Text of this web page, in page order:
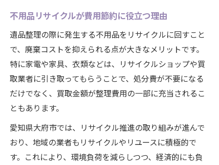
不用品リサイクルが費用節約に役立つ理由
遺品整理の際に発生する不用品をリサイクルに回すこと
で、廃棄コストを抑えられる点が大きなメリットです。
特に家電や家具、衣類などは、リサイクルショップや買
取業者に引き取ってもらうことで、処分費が不要になる
だけでなく、買取金額が整理費用の一部に充当されるこ
ともあります。
愛知県大府市では、リサイクル推進の取り組みが進んで
おり、地域の業者もリサイクルやリユースに積極的で
す。これにより、環境負荷を減らしつつ、経済的にも負